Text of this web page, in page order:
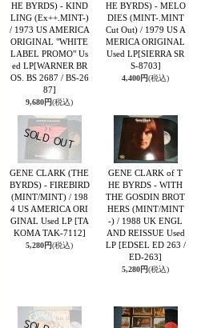
HE BYRDS) - KIND
LING (Ex++.MINT-)
/ 1973 US AMERICA
ORIGINAL "WHITE
LABEL PROMO" Us
ed LP[WARNER BR
OS. BS 2687 / BS-26
87]
9,680円(税込)
HE BYRDS) - MELO
DIES (MINT-.MINT
Cut Out) / 1979 US A
MERICA ORIGINAL
Used LP[SIERRA SR
S-8703]
4,400円(税込)
GENE CLARK (THE
BYRDS) - FIREBIRD
(MINT/MINT) / 198
4 US AMERICA ORI
GINAL Used LP [TA
KOMA TAK-7112]
5,280円(税込)
GENE CLARK of T
HE BYRDS - WITH
THE GOSDIN BROT
HERS (MINT/MINT
-) / 1988 UK ENGL
AND REISSUE Used
LP [EDSEL ED 263 /
ED-263]
5,280円(税込)